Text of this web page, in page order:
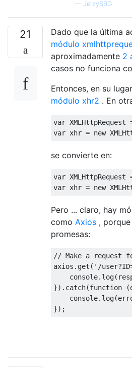
— JerzySBG
21
Dado que la última
módulo
aproximadamente 2
casos no funciona
Entonces, en su
módulo xhr2 . En
var XMLHttpRequest
var xhr = new
se convierte en:
var XMLHttpRequest
var xhr = new
Pero ... claro, hay
como Axios ,
promesas:
// Make a request
axios.get( '/
console
}).catch(function (
console